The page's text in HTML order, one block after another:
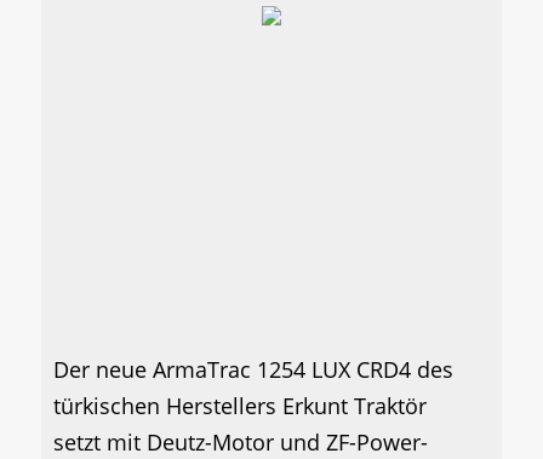
Der neue ArmaTrac 1254 LUX CRD4 des
türkischen Herstellers Erkunt Traktör
setzt mit Deutz-Motor und ZF-Power-